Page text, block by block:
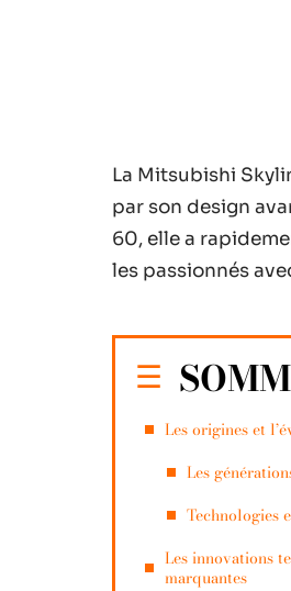
La Mitsubishi
par son design
60, elle a
les passionnés
Les origines et
Les
Technologies
Les innovations
marquantes